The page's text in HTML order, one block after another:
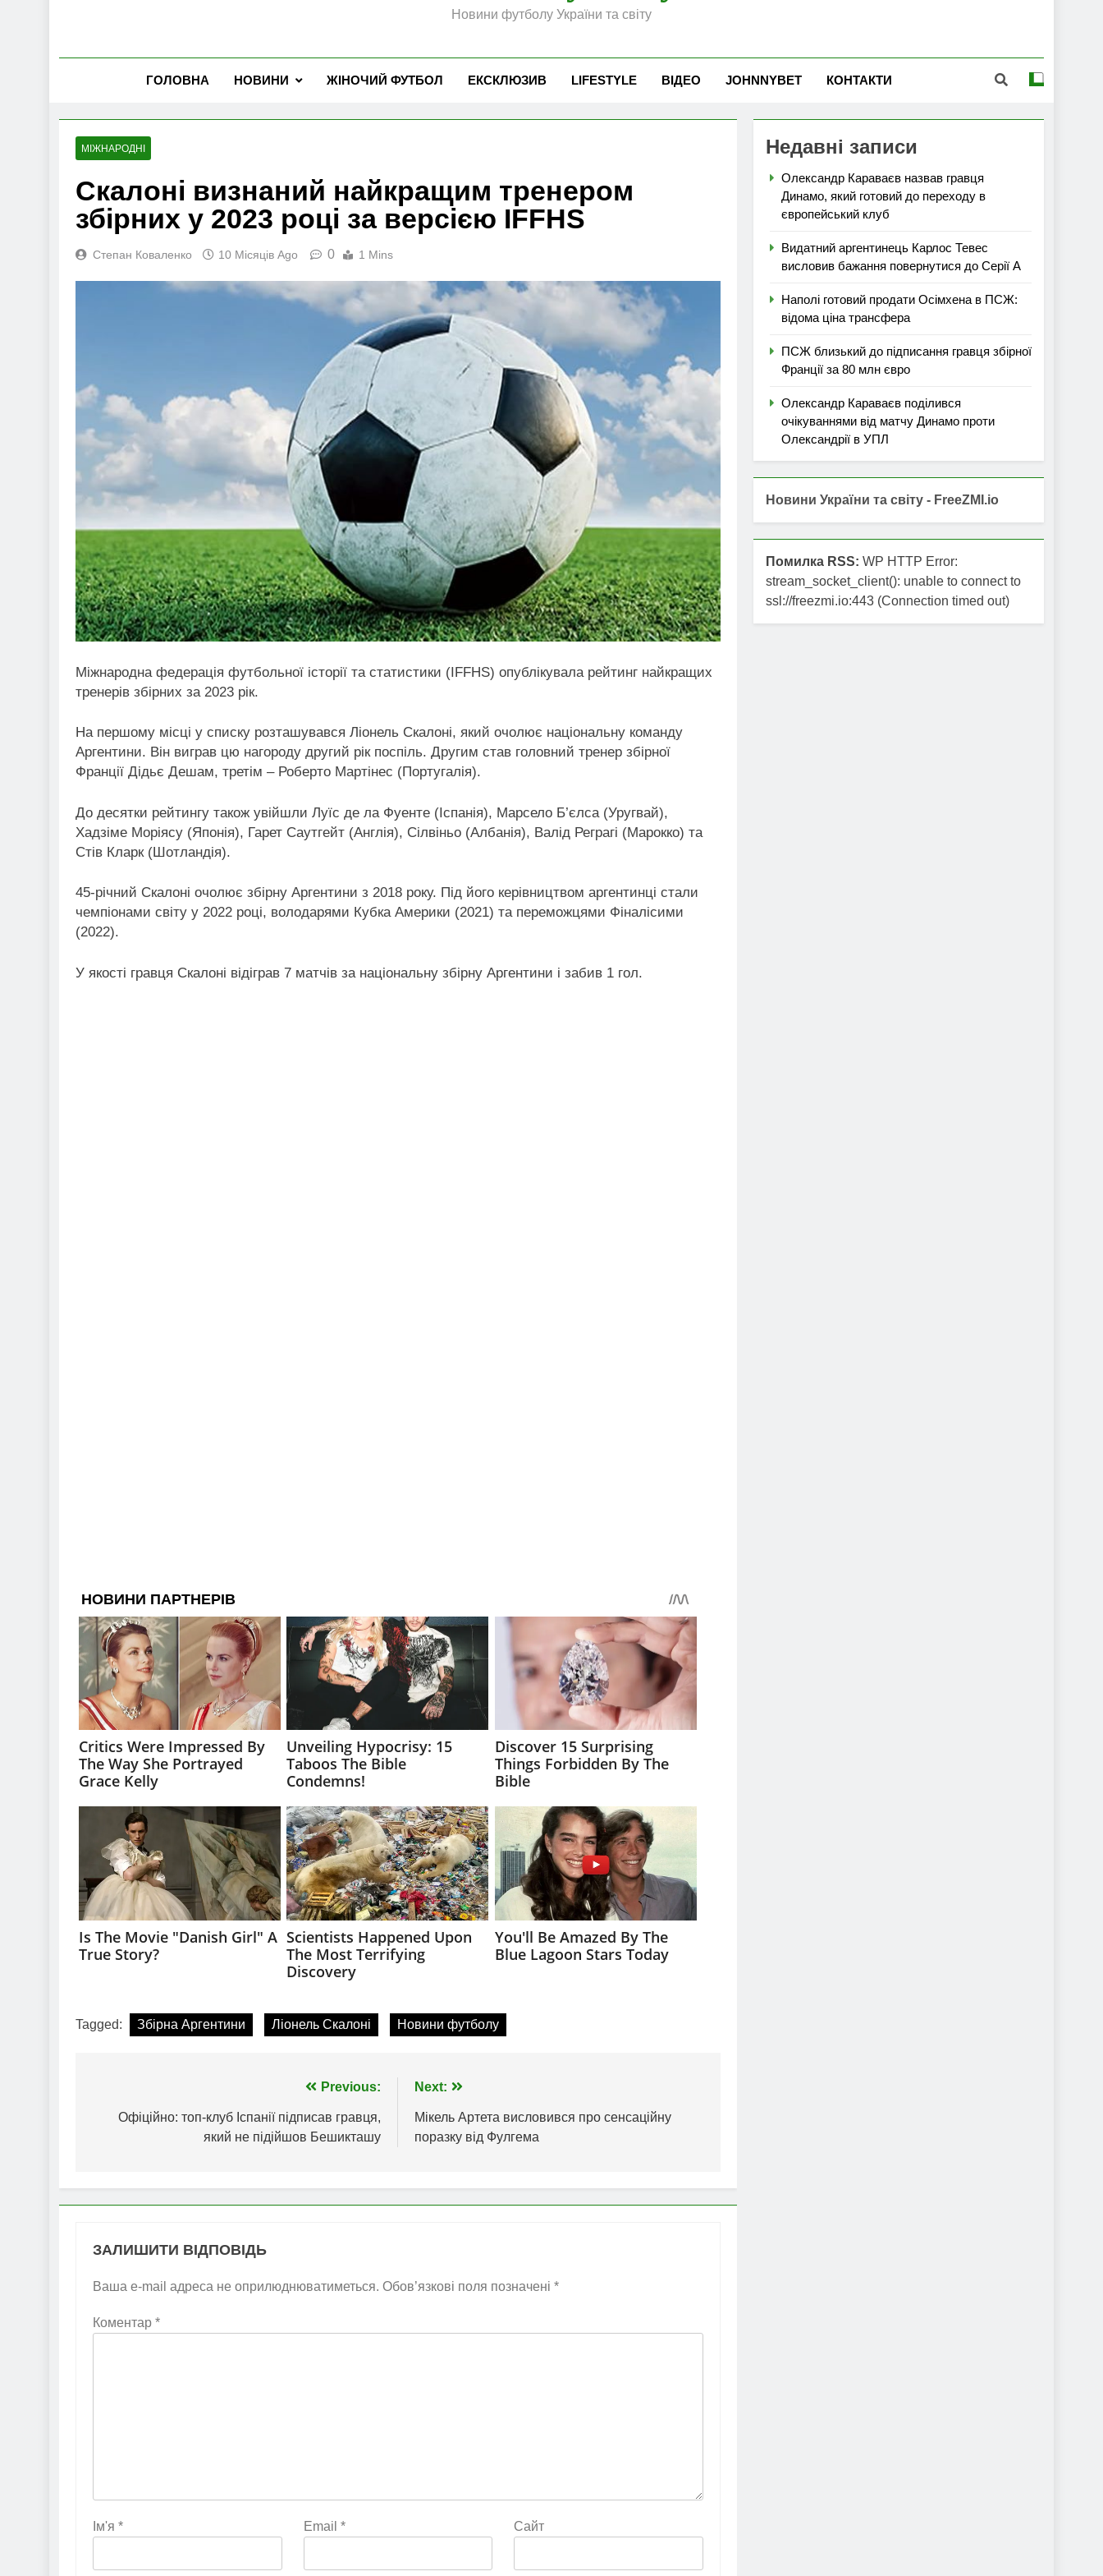
Новини футболу України та світу
ГОЛОВНА НОВИНИ ЖІНОЧИЙ ФУТБОЛ ЕКСКЛЮЗИВ LIFESTYLE ВІДЕО JOHNNYBET КОНТАКТИ
МІЖНАРОДНІ
Скалоні визнаний найкращим тренером
збірних у 2023 році за версією IFFHS
Степан Коваленко 10 Місяців Ago 0 1 Mins
Міжнародна федерація футбольної історії та статистики (IFFHS) опублікувала рейтинг найкращих
тренерів збірних за 2023 рік.
На першому місці у списку розташувався Ліонель Скалоні, який очолює національну команду
Аргентини. Він виграв цю нагороду другий рік поспіль. Другим став головний тренер збірної
Франції Дідьє Дешам, третім – Роберто Мартінес (Португалія).
До десятки рейтингу також увійшли Луїс де ла Фуенте (Іспанія), Марсело Б’єлса (Уругвай),
Хадзіме Моріясу (Японія), Гарет Саутгейт (Англія), Сілвіньо (Албанія), Валід Реграгі (Марокко) та
Стів Кларк (Шотландія).
45-річний Скалоні очолює збірну Аргентини з 2018 року. Під його керівництвом аргентинці стали
чемпіонами світу у 2022 році, володарями Кубка Америки (2021) та переможцями Фіналісими
(2022).
У якості гравця Скалоні відіграв 7 матчів за національну збірну Аргентини і забив 1 гол.
Tagged: Збірна Аргентини Ліонель Скалоні Новини футболу
записів
Previous:
Офіційно: топ-клуб Іспанії підписав гравця,
який не підійшов Бешикташу
Next:
Мікель Артета висловився про сенсаційну
поразку від Фулгема
ЗАЛИШИТИ ВІДПОВІДЬ
Ваша e-mail адреса не оприлюднюватиметься. Обов’язкові поля позначені *
Коментар *
Ім'я * Email * Сайт
Недавні записи
Олександр Караваєв назвав гравця
Динамо, який готовий до переходу в
європейський клуб
Видатний аргентинець Карлос Тевес
висловив бажання повернутися до Серії А
Наполі готовий продати Осімхена в ПСЖ:
відома ціна трансфера
ПСЖ близький до підписання гравця збірної
Франції за 80 млн євро
Олександр Караваєв поділився
очікуваннями від матчу Динамо проти
Олександрії в УПЛ
Новини України та світу - FreeZMI.io
Помилка RSS: WP HTTP Error:
stream_socket_client(): unable to connect to
ssl://freezmi.io:443 (Connection timed out)